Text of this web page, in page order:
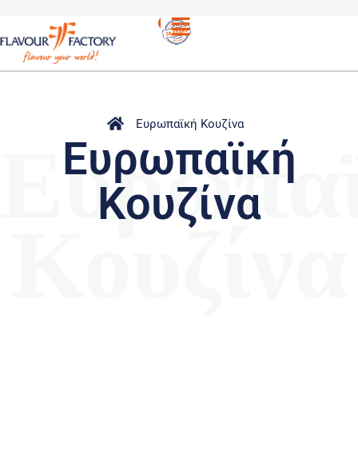
Ευρωπαϊκή Κουζίνα
Ευρωπαϊκή
Κουζίνα
Κουζίνα